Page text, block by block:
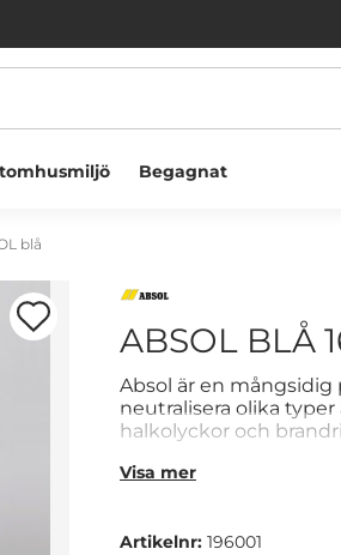
Begagnat
blå
ABSOL BLÅ
Absol är en
neutralisera olika
halkolyckor och
Effektiva lösningar
Anpassade för olika
Visa mer
Artikelnr: 196001
Välj hur du vill handla: